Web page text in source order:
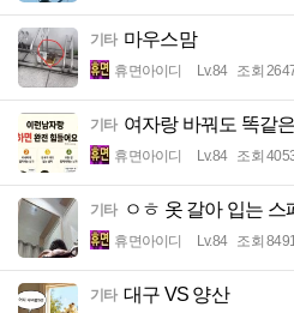
기타 마우스맘
휴면아이디 Lv.84 조회
기타 여자랑 바꿔도 똑같
휴면아이디 Lv.84 조회
기타 ㅇㅎ 옷 갈아 입는 스
휴면아이디 Lv.84 조회 8491
기타 대구 VS 양산